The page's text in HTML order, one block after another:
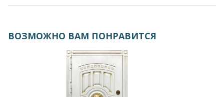
ВОЗМОЖНО ВАМ ПОНРАВИТСЯ